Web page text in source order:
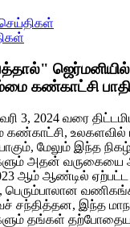
கண்காட்சி
3, 2024 வரை
கண்காட்சி, உலகளவில்
மேலும் இந்த
அதன் வருகையை
ஆம் ஆண்டில்
பெரும்பாலான
சந்தித்தன, இந்த
தங்கள் தற்போதைய